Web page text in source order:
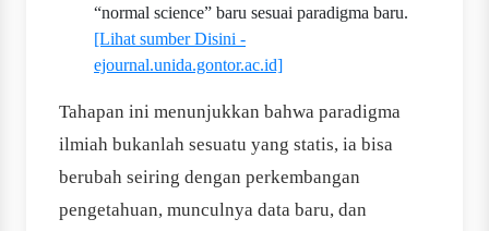
“normal science” baru sesuai paradigma baru.
[Lihat sumber Disini -
ejournal.unida.gontor.ac.id]
Tahapan ini menunjukkan bahwa paradigma
ilmiah bukanlah sesuatu yang statis, ia bisa
berubah seiring dengan perkembangan
pengetahuan, munculnya data baru, dan